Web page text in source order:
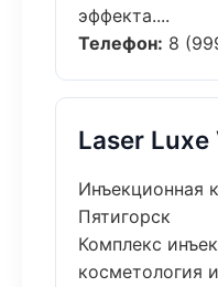
эффекта....
Телефон: 8
Laser Luxe
Инъекционная
Пятигорск
Комплекс
косметология